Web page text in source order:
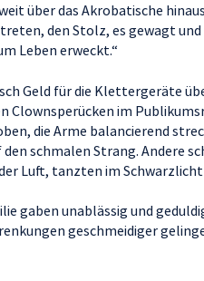
über das Akrobatische
den Stolz, es gewagt
Leben erweckt.“
Geld für die Klettergeräte
im
die Arme balancierend
schmalen Strang. Andere
Luft, tanzten im
gaben unablässig und
geschmeidiger